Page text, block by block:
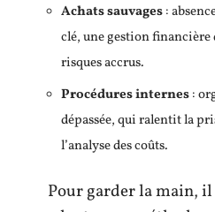
Achats sauvages:
clé, une gestion financière
risques accrus.
Procédures internes:
dépassée, qui ralentit la
l’analyse des coûts.
Pour garder la main, il